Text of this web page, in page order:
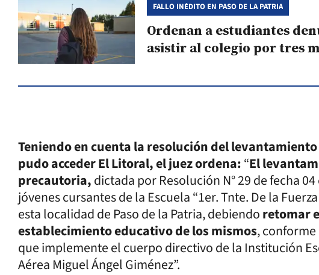
FALLO INÉDITO EN PASO DE LA PATRIA
Ordenan a estudiantes
asistir al colegio por tres
Teniendo en cuenta la resolución del
pudo acceder El Litoral, el juez ordena:“El
precautoria,dictada por Resolución N° 29 de fecha
jóvenes cursantes de la Escuela “1er. Tnte. De la
esta localidad de Paso de la Patria, debiendoretomar
establecimiento educativo de los mismos,
que implemente el cuerpo directivo de la Institución
Aérea Miguel Ángel Giménez”.